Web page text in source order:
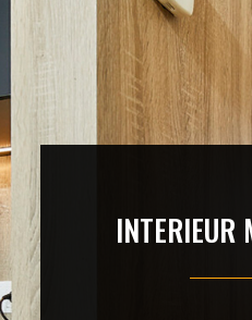
INTERIEUR